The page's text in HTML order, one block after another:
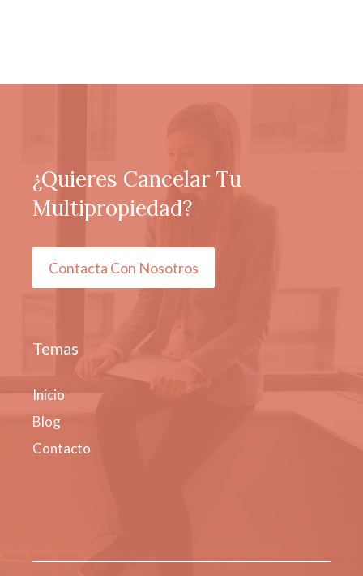
¿Quieres Cancelar Tu
Multipropiedad?
Contacta Con Nosotros
Temas
Inicio
Blog
Contacto